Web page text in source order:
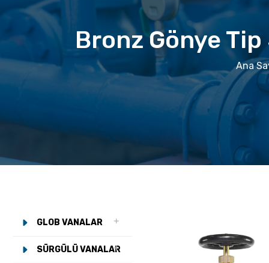
Bronz Gönye Tip
Ana
GLOB VANALAR
SÜRGÜLÜ VANALAR